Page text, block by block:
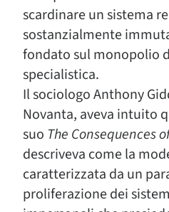
scardinare un sistema
sostanzialmente
fondato sul monopolio
specialistica.
Il sociologo Anthony
Novanta, aveva intuito
suo The Consequences
descriveva come la
caratterizzata da un
proliferazione dei